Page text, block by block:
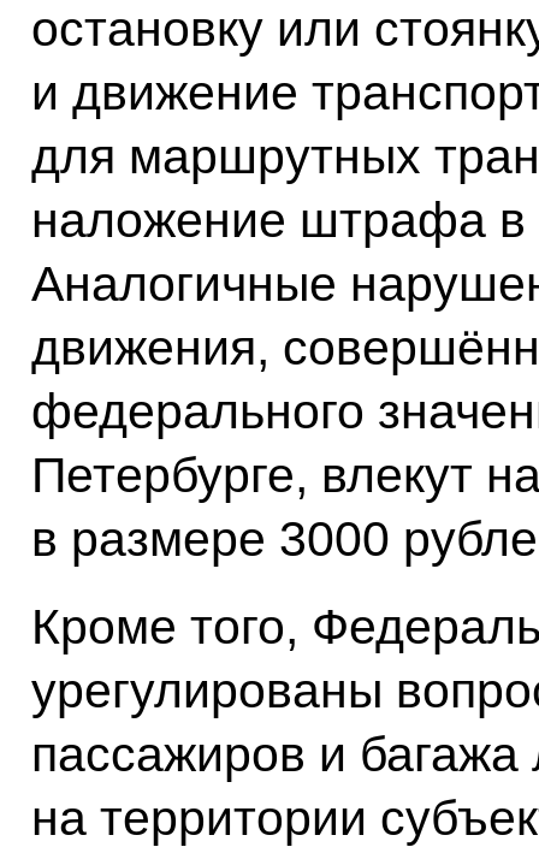
остановку или
и движение
для маршрутных
наложение штрафа в
Аналогичные
движения,
федерального
Петербурге, влекут
в размере 3000
Кроме того,
урегулированы
пассажиров и багажа
на территории